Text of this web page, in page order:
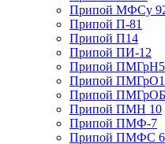
Припой МФСу
Припой П-81
Припой П14
Припой ПИ-12
Припой
Припой
Припой
Припой ПМН 10
Припой ПМФ-7
Припой ПМФС